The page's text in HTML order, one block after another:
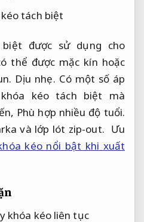
được sử dụng cho
thể được mặc kín hoặc
Dịu nhẹ. Có một số áp
kéo tách biệt mà
Phù hợp nhiều độ tuổi.
và lớp lót zip-out. Ưu
kéo nổi bật khi xuất